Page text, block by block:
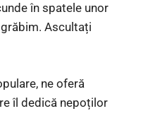
în spatele unor
Ascultați
ne oferă
îl dedică nepoților